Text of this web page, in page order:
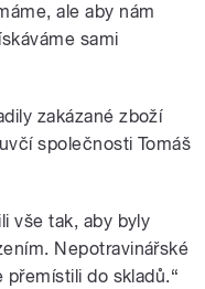
ale aby nám
sami
zakázané zboží
společnosti Tomáš
vše tak, aby byly
Nepotravinářské
do skladů.“